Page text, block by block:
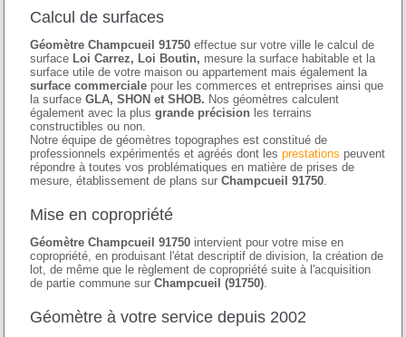
Calcul de surfaces
Géomètre Champcueil 91750 effectue sur votre ville le calcul de
surface Loi Carrez, Loi Boutin, mesure la surface habitable et la
surface utile de votre maison ou appartement mais également la
surface commerciale pour les commerces et entreprises ainsi que
la surfaceGLA, SHON et SHOB. Nos géomètres calculent
également avec la plusgrande précision les terrains
constructibles ou non.
Notre équipe de géomètres topographes est constitué de
professionnels expérimentés et agréés dont lesprestations peuvent
répondre à toutes vos problématiques en matière de prises de
mesure, établissement de plans surChampcueil 91750.
Mise en copropriété
Géomètre Champcueil 91750 intervient pour votre mise en
copropriété, en produisant l'état descriptif de division, la création de
lot, de même que le règlement de copropriété suite à l'acquisition
de partie commune surChampcueil (91750).
Géomètre à votre service depuis 2002